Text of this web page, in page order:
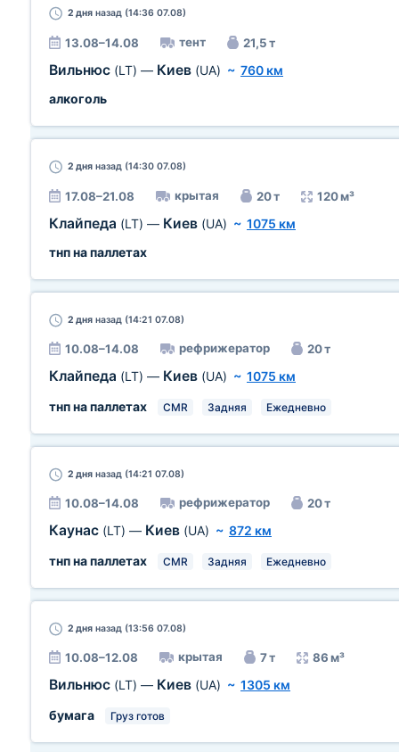
2 дня назад (14:36 07.08)
13.08–14.08 тент 21,5 т
Вильнюс (LT) — Киев (UA) ~ 760 км
алкоголь
2 дня назад (14:30 07.08)
17.08–21.08 крытая 20 т 120 м³
Клайпеда (LT) — Киев (UA) ~ 1075 км
тнп на паллетах
2 дня назад (14:21 07.08)
10.08–14.08 рефрижератор 20 т
Клайпеда (LT) — Киев (UA) ~ 1075 км
тнп на паллетах
CMR Задняя Ежедневно
2 дня назад (14:21 07.08)
10.08–14.08 рефрижератор 20 т
Каунас (LT) — Киев (UA) ~ 872 км
тнп на паллетах
CMR Задняя Ежедневно
2 дня назад (13:56 07.08)
10.08–12.08 крытая 7 т 86 м³
Вильнюс (LT) — Киев (UA) ~ 1305 км
бумага
Груз готов